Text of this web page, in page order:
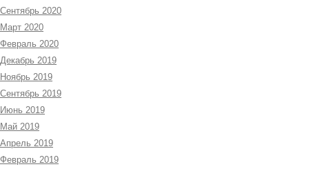
Сентябрь 2020
Март 2020
Февраль 2020
Декабрь 2019
Ноябрь 2019
Сентябрь 2019
Июнь 2019
Май 2019
Апрель 2019
Февраль 2019